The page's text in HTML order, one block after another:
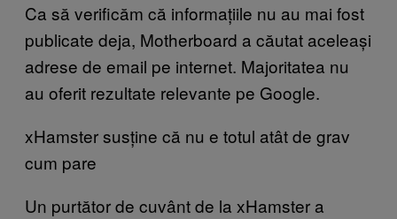
Ca să verificăm că informațiile nu au mai fost
publicate deja, Motherboard a căutat aceleași
adrese de email pe internet. Majoritatea nu
au oferit rezultate relevante pe Google.
xHamster susține că nu e totul atât de grav
cum pare
Un purtător de cuvânt de la xHamster a